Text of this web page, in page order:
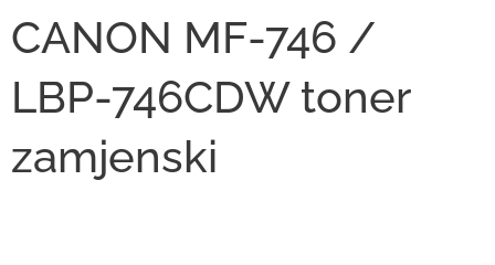
CANON MF-746 /
LBP-746CDW toner
zamjenski